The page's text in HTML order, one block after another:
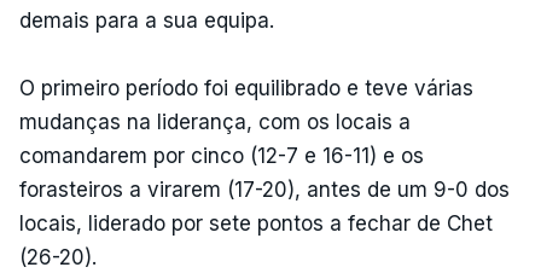
demais para a sua equipa.
O primeiro período foi equilibrado e teve várias
mudanças na liderança, com os locais a
comandarem por cinco (12-7 e 16-11) e os
forasteiros a virarem (17-20), antes de um 9-0 dos
locais, liderado por sete pontos a fechar de Chet
(26-20).